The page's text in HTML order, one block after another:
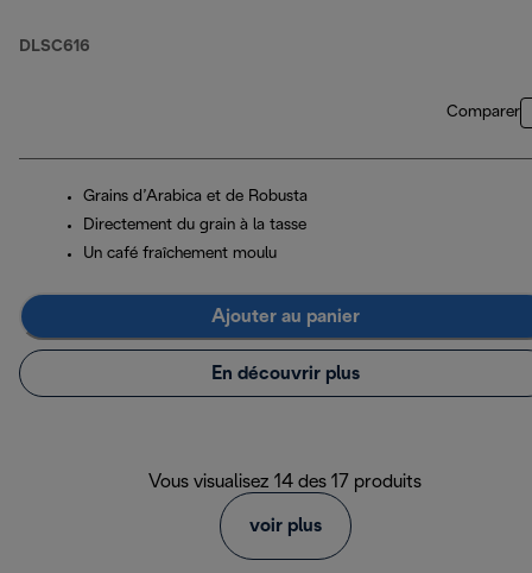
DLSC616
Comparer
Grains d’Arabica et de Robusta
Directement du grain à la tasse
Un café fraîchement moulu
Ajouter au panier
En découvrir plus
Vous visualisez 14 des 17 produits
voir plus